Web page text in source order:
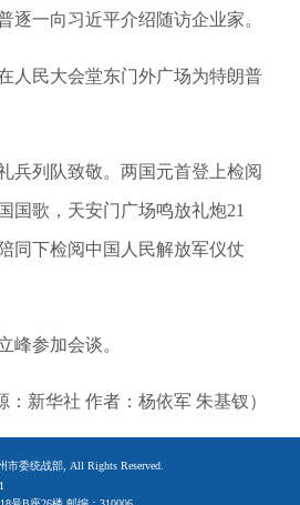
逐一向习近平介绍随访企业家。
人民大会堂东门外广场为特朗普
兵列队致敬。两国元首登上检阅
国歌，天安门广场鸣放礼炮21
同下检阅中国人民解放军仪仗
峰参加会谈。
：新华社 作者：杨依军 朱基钗）
市委统战部, All Rights Reserved.